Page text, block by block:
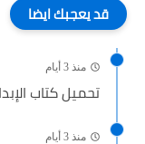
قد يعجبك ايضا
منذ 3 أيام
تحميل كتاب
منذ 3 أيام